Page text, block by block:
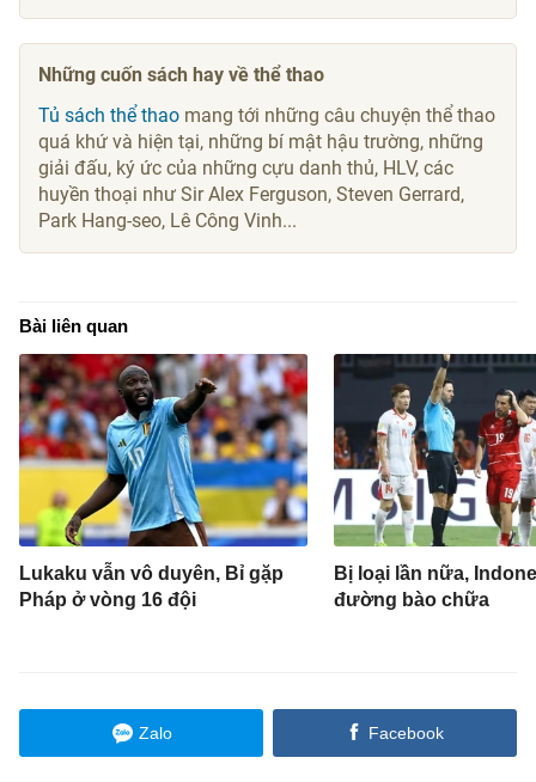
Những cuốn sách hay về thể thao
Tủ sách thể thao mang tới những câu chuyện thể thao
quá khứ và hiện tại, những bí mật hậu trường, những
giải đấu, ký ức của những cựu danh thủ, HLV, các
huyền thoại như Sir Alex Ferguson, Steven Gerrard,
Park Hang-seo, Lê Công Vinh...
Bài liên quan
Lukaku vẫn vô duyên, Bỉ gặp
Pháp ở vòng 16 đội
Bị loại lần nữa,
đường bào chữa
Zalo Facebook